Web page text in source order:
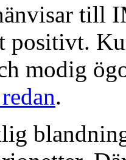
till
positivt.
modig
.